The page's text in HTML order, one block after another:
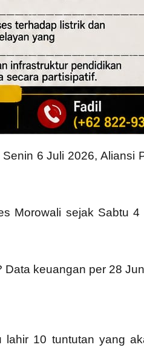
6 Juli 2026, Aliansi
Morowali sejak Sabtu
Data keuangan per 28
10 tuntutan yang